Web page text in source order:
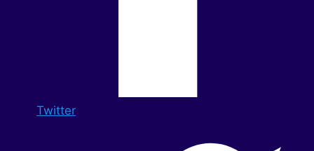
Twitter